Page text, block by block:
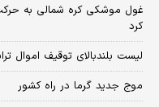
غول موشکی کره شمالی به
کرد
لیست بلندبالای توقیف اموال
موج جدید گرما در راه کشور